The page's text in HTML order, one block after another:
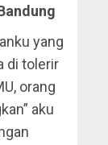
yang
di tolerir
orang
aku